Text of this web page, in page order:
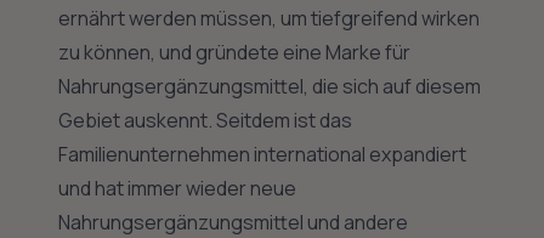
ernährt werden müssen, um tiefgreifend wirken
zu können, und gründete eine Marke für
Nahrungsergänzungsmittel, die sich auf diesem
Gebiet auskennt. Seitdem ist das
Familienunternehmen international expandiert
und hat immer wieder neue
Nahrungsergänzungsmittel und andere